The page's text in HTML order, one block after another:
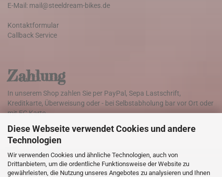
Diese Webseite verwendet Cookies und andere
Technologien
Wir verwenden Cookies und ähnliche Technologien, auch von
Drittanbietern, um die ordentliche Funktionsweise der Website zu
gewährleisten, die Nutzung unseres Angebotes zu analysieren und Ihnen
E-Mail: mail@steeldream-bikes.de
Kontaktformular
Callback Service
Zahlung
In unserem Shop zahlen Sie per PayPal, Sepa Lastschrift,
Kreditkarte, Überweisung oder - bei Selbstabholung bar vor Ort oder
mit EC Karte.
Versand
Die Lieferung der Ware erfolgt weltweit mit DHL